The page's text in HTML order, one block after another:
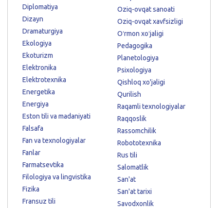
Diplomatiya
Dizayn
Dramaturgiya
Ekologiya
Ekoturizm
Elektronika
Elektrotexnika
Energetika
Energiya
Eston tili va madaniyati
Falsafa
Fan va texnologiyalar
Fanlar
Farmatsevtika
Filologiya va lingvistika
Fizika
Fransuz tili
Oziq-ovqat sanoati
Oziq-ovqat xavfsizligi
Oʻrmon xoʻjaligi
Pedagogika
Planetologiya
Psixologiya
Qishloq xo'jaligi
Qurilish
Raqamli texnologiyalar
Raqqoslik
Rassomchilik
Robototexnika
Rus tili
Salomatlik
San'at
San'at tarixi
Savodxonlik